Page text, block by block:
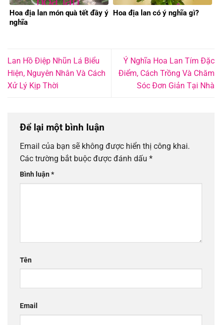
Hoa địa lan món quà tết đầy ý
nghĩa
Hoa địa lan có ý nghĩa gì?
Lan Hồ Điệp Nhũn Lá Biểu
Hiện, Nguyên Nhân Và Cách
Xử Lý Kịp Thời
Ý Nghĩa Hoa Lan Tím Đặc
Điểm, Cách Trồng Và Chăm
Sóc Đơn Giản Tại Nhà
Để lại một bình luận
Email của bạn sẽ không được hiển thị công khai.
Các trường bắt buộc được đánh dấu *
Bình luận*
Tên
Email